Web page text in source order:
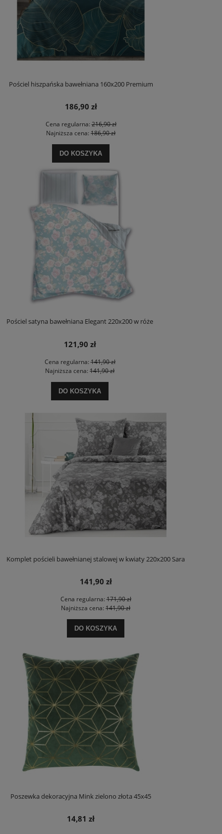
Pościel hiszpańska bawełniana 160x200 Premium
186,90 zł
Cena regularna:216,90 zł
Najniższa cena: 186,90 zł
DO KOSZYKA
Pościel satyna bawełniana Elegant 220x200 w róże
121,90 zł
Cena regularna:141,90 zł
Najniższa cena: 141,90 zł
DO KOSZYKA
Komplet pościeli bawełnianej stalowej w kwiaty 220x200 Sara
141,90 zł
Cena regularna:171,90 zł
Najniższa cena: 141,90 zł
DO KOSZYKA
Poszewka dekoracyjna Mink zielono złota 45x45
14,81 zł